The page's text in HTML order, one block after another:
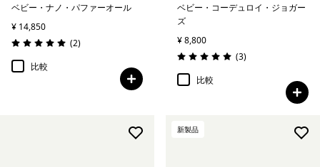
ベビー・ナノ・パファーオール
¥ 14,850
評価: 5.0 / 5
(2レビュー
)
比較
ベビー・コーデュロイ・ジョガー
ズ
¥ 8,800
評価: 5.0 / 5
(3レビュー
)
比較
新製品